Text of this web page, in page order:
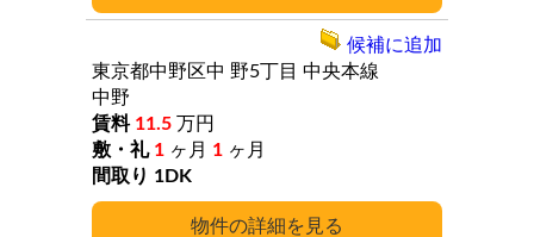
詳細
東京都中野区中 野5丁目 中央本線
中野
11.5 万円
1 ヶ月 1 ヶ月
1DK
候補に追加